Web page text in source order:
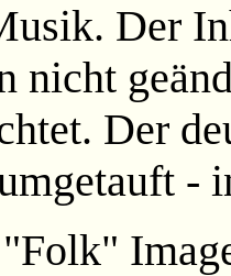
Der
nicht
Der
-